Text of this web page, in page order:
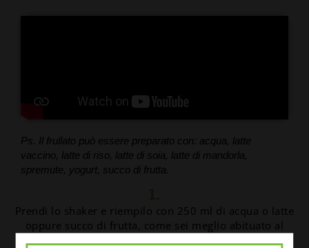
Ps. Il frullato può essere preparato con: acqua, latte
vaccino, latte di riso, latte di soia, latte di mandorla,
spremute, yogurt, succo di frutta.
Prendi lo shaker e riempilo con 250 ml di acqua o latte
oppure succo di frutta, come sei meglio abituato al
mattino.